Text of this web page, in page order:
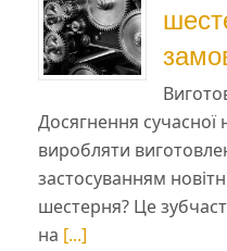
Досягнення сучасної
виробляти
застосуванням
шестерня? Це
на [...]